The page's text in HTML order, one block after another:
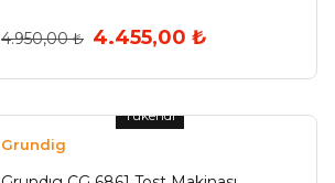
4.950,00 ₺ 4.455,00 ₺
Tükendi
Grundig